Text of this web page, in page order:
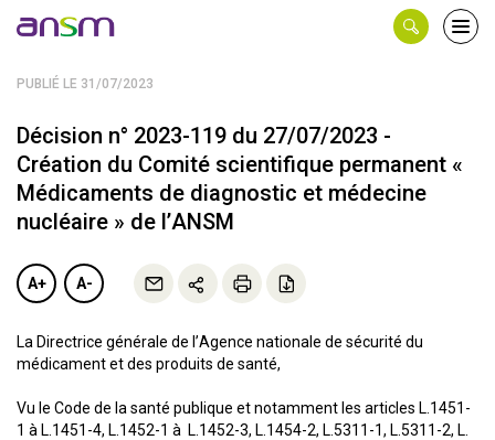
PUBLIÉ LE 31/07/2023
Décision n° 2023-119 du 27/07/2023 -
Création du Comité scientifique permanent «
Médicaments de diagnostic et médecine
nucléaire » de l’ANSM
A+ A-
La Directrice générale de l’Agence nationale de sécurité du
médicament et des produits de santé,
Vu le Code de la santé publique et notamment les articles L.1451-
1 à L.1451-4, L.1452-1 à L.1452-3, L.1454-2, L.5311-1, L.5311-2, L.